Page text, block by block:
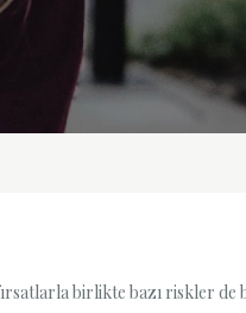
birlikte bazı riskler de